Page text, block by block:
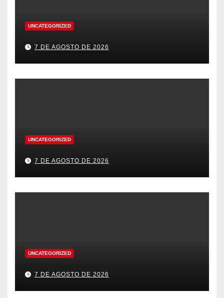
UNCATEGORIZED
7 DE AGOSTO DE 2026
UNCATEGORIZED
7 DE AGOSTO DE 2026
UNCATEGORIZED
7 DE AGOSTO DE 2026